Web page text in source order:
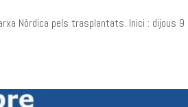
Nòrdica pels trasplantats. Inici : dijous 9